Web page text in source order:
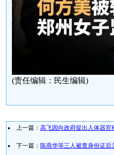
(责任编辑：民生编辑)
上一篇： 高飞因向政府提出人体器官
下一篇： 陈燕华等三人被查身份证后